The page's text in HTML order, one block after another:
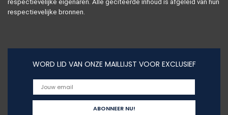
respectievelijke eigenaren. Alle geciteerde inhoud is afgeleid van hun
respectievelijke bronnen.
WORD LID VAN ONZE MAILLIJST VOOR EXCLUSIEF